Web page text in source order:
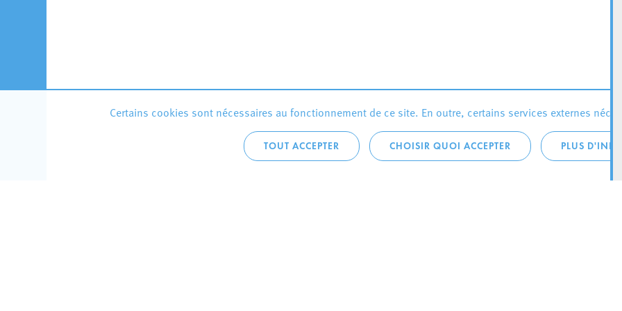
Certains cookies sont nécessaires au fonctionnement de ce site. En outre, certains services externes
TOUT ACCEPTER CHOISIR QUOI ACCEPTER PLUS